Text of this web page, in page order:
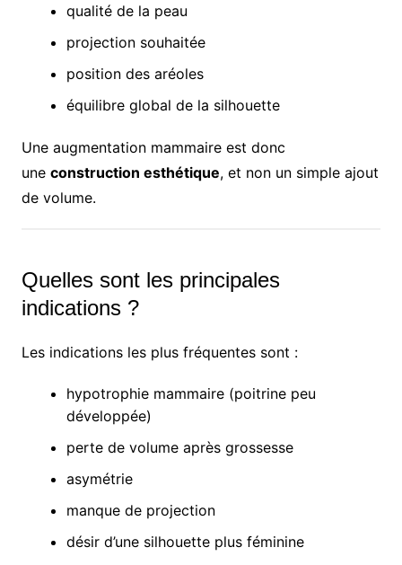
qualité de la peau
projection souhaitée
position des aréoles
équilibre global de la silhouette
Une augmentation mammaire est donc
une construction esthétique, et non un simple ajout
de volume.
Quelles sont les principales
indications ?
Les indications les plus fréquentes sont :
hypotrophie mammaire (poitrine peu
développée)
perte de volume après grossesse
asymétrie
manque de projection
désir d’une silhouette plus féminine